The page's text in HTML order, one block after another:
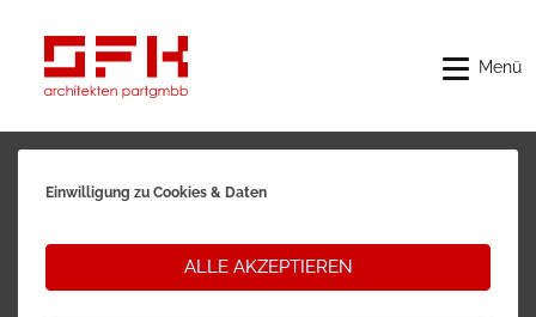
Einwilligung zu Cookies & Daten
ALLE AKZEPTIEREN
Menü
MFH
GEWERBE